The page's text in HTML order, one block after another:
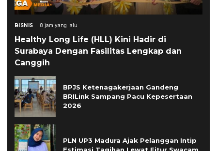
BISNIS 8 jam yang lalu
Healthy Long Life (HLL) Kini Hadir di
Surabaya Dengan Fasilitas Lengkap dan
Canggih
BPJS Ketenagakerjaan Gandeng
BRILink Sampang Pacu Kepesertaan
2026
PLN UP3 Madura Ajak Pelanggan Intip